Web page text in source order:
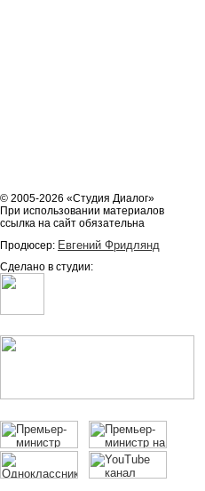
© 2005-2026 «Студия Диалог»
При использовании материалов
ссылка на сайт обязательна
Продюсер: Евгений Фридлянд
Сделано в студии: